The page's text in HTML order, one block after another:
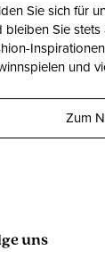
Sie sich für
bleiben Sie
und
Zum
uns